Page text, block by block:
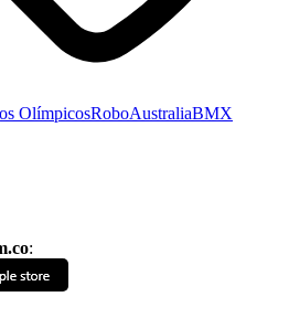
OlímpicosRoboAustraliaBMX
: